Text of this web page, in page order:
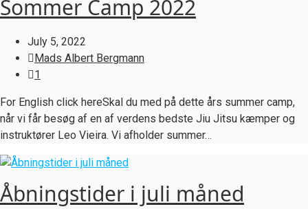
Sommer Camp 2022
July 5, 2022
Mads Albert Bergmann
1
For English click hereSkal du med på dette års summer camp,
når vi får besøg af en af verdens bedste Jiu Jitsu kæmper og
instruktører Leo Vieira. Vi afholder summer…
Åbningstider i juli måned